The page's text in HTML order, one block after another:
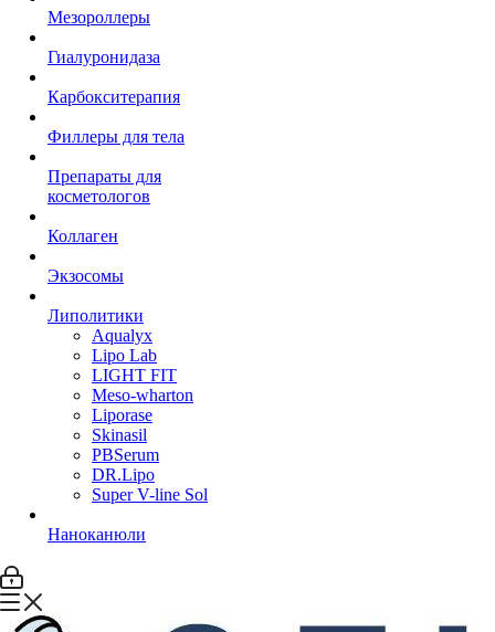
Мезороллеры
Гиалуронидаза
Карбокситерапия
Филлеры для тела
Препараты для
косметологов
Коллаген
Экзосомы
Липолитики
Aqualyx
Lipo Lab
LIGHT FIT
Meso-wharton
Liporase
Skinasil
PBSerum
DR.Lipo
Super V-line Sol
Наноканюли